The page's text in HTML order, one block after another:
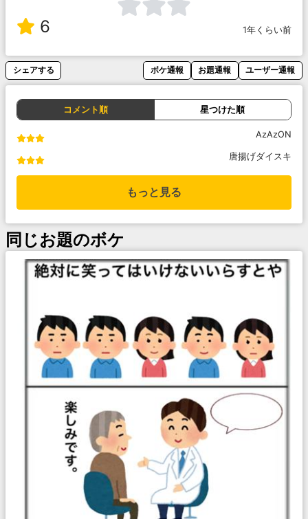
6 1年くらい前
シェアする ボケ通報 お題通報 ユーザー通報
コメント順 星つけた順
AzAzON
唐揚げダイスキ
もっと見る
同じお題のボケ